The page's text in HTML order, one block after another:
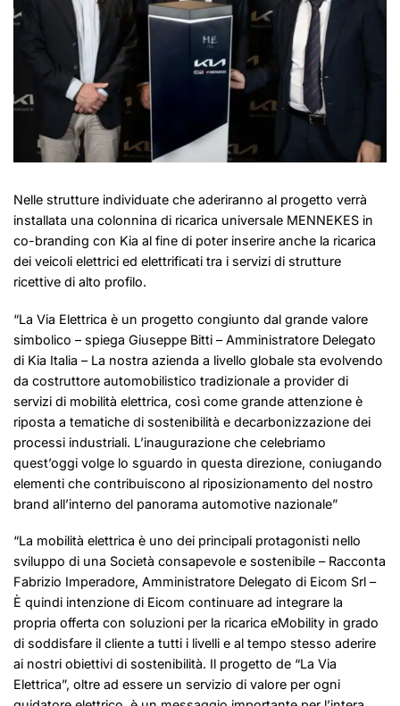
Nelle strutture individuate che aderiranno al progetto verrà
installata una colonnina di ricarica universale MENNEKES in
co-branding con Kia al fine di poter inserire anche la ricarica
dei veicoli elettrici ed elettrificati tra i servizi di strutture
ricettive di alto profilo.
“La Via Elettrica è un progetto congiunto dal grande valore
simbolico – spiega Giuseppe Bitti – Amministratore Delegato
di Kia Italia – La nostra azienda a livello globale sta evolvendo
da costruttore automobilistico tradizionale a provider di
servizi di mobilità elettrica, così come grande attenzione è
riposta a tematiche di sostenibilità e decarbonizzazione dei
processi industriali. L’inaugurazione che celebriamo
quest’oggi volge lo sguardo in questa direzione, coniugando
elementi che contribuiscono al riposizionamento del nostro
brand all’interno del panorama automotive nazionale”
“La mobilità elettrica è uno dei principali protagonisti nello
sviluppo di una Società consapevole e sostenibile – Racconta
Fabrizio Imperadore, Amministratore Delegato di Eicom Srl –
È quindi intenzione di Eicom continuare ad integrare la
propria offerta con soluzioni per la ricarica eMobility in grado
di soddisfare il cliente a tutti i livelli e al tempo stesso aderire
ai nostri obiettivi di sostenibilità. Il progetto de “La Via
Elettrica”, oltre ad essere un servizio di valore per ogni